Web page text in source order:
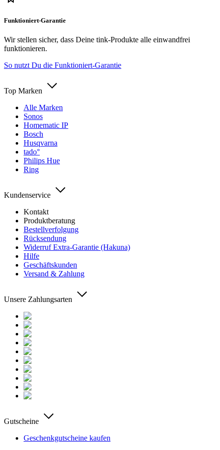
Funktioniert-Garantie
Wir stellen sicher, dass Deine tink-Produkte alle einwandfrei
funktionieren.
So nutzt Du die Funktioniert-Garantie
Top Marken
Alle Marken
Sonos
Homematic IP
Bosch
Husqvarna
tado°
Philips Hue
Ring
Kundenservice
Kontakt
Produktberatung
Bestellverfolgung
Rücksendung
Widerruf Extra-Garantie (Hakuna)
Hilfe
Geschäftskunden
Versand & Zahlung
Unsere Zahlungsarten
Gutscheine
Geschenkgutscheine kaufen